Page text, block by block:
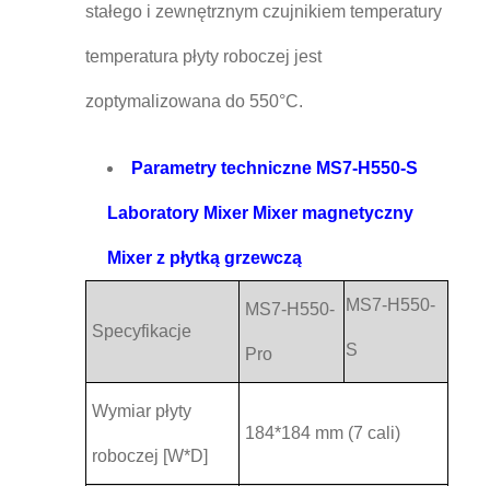
stałego i zewnętrznym czujnikiem temperatury
temperatura płyty roboczej jest
zoptymalizowana do 550°C.
Parametry techniczne MS7-H550-S
Laboratory Mixer Mixer magnetyczny
Mixer z płytką grzewczą
Specyfikacje
MS7-H550-
Pro
MS7-H550-
S
Wymiar płyty
roboczej [W*D]
184*184 mm (7 cali)